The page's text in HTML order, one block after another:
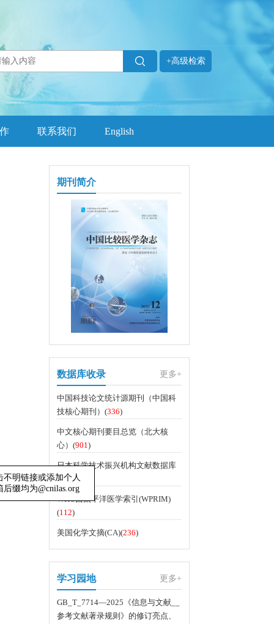
+高级检索
联系我们 English
期刊简介
数据库收录 更多+
中国科技论文统计源期刊（中国科
技核心期刊）(336)
中文核心期刊要目总览（北大核
心）(901)
日本科学技术振兴机构文献数据库
(JST)(282
WHO西太平洋医学索引(WPRIM)
(112)
美国化学文摘(CA)(236)
学习园地 更多+
GB_T_7714—2025《信息与文献__
参考文献著录规则》的修订亮点、
勿点击不明链接或添加个人
邮箱后缀均为@cnilas.org
关闭